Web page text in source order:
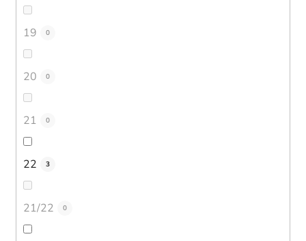
19 0
20 0
21 0
22 3
21/22 0